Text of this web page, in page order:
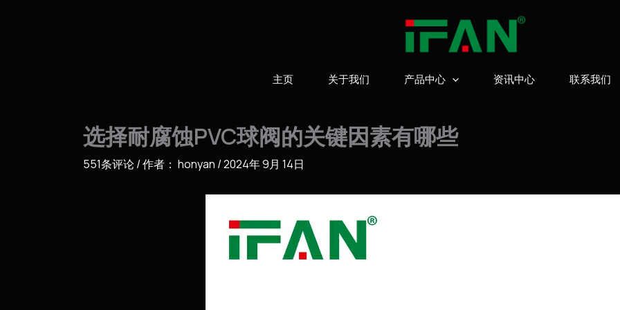
主页 关于我们 产品中心 资讯中心 联系我们
选择耐腐蚀PVC球阀的关键因素有哪些
551条评论/ 作者： honyan /2024年 9月 14日